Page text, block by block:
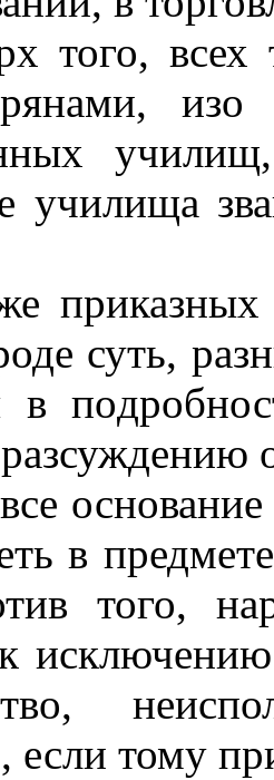
того, всех
училища
суть,
в
в
того,
если тому